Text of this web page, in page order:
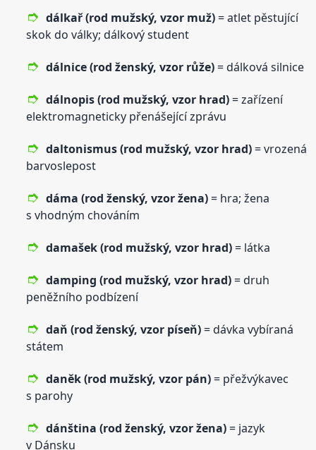
dálkař (rod mužský,vzor muž)= atlet pěstující
skok do války; dálkový student
dálnice (rod ženský,vzor růže)= dálková silnice
dálnopis (rod mužský,vzor hrad)= zařízení
elektromagneticky přenášející zprávu
daltonismus (rod mužský,vzor hrad)= vrozená
barvoslepost
dáma (rod ženský,vzoržena)= hra; žena
s vhodným chováním
damašek (rod mužský,vzor hrad)= látka
damping (rod mužský,vzor hrad)= druh
peněžního podbízení
daň (rod ženský,vzor píseň)= dávka vybíraná
státem
daněk (rod mužský,vzor pán)= přežvýkavec
s parohy
dánština (rod ženský,vzoržena)= jazyk
v Dánsku